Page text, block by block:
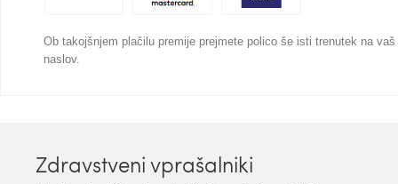
Ob takojšnjem plačilu premije prejmete polico še isti trenutek na vaš
naslov.
Zdravstveni vprašalniki